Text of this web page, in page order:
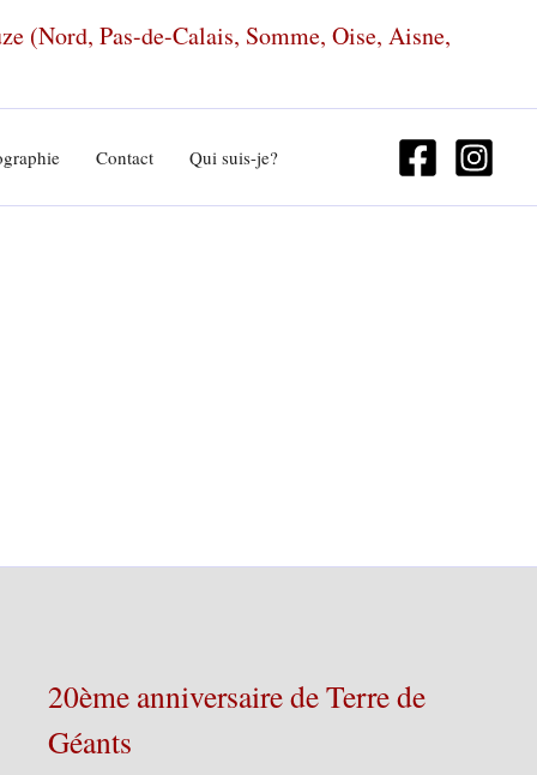
(Nord, Pas-de-Calais, Somme, Oise, Aisne,
Contact Qui suis-je?
20ème anniversaire de Terre de
Géants